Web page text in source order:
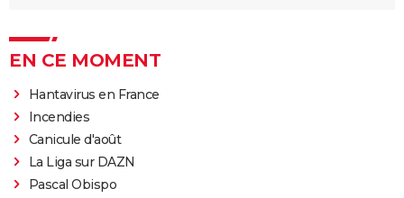
EN CE MOMENT
Hantavirus en France
Incendies
Canicule d'août
La Liga sur DAZN
Pascal Obispo